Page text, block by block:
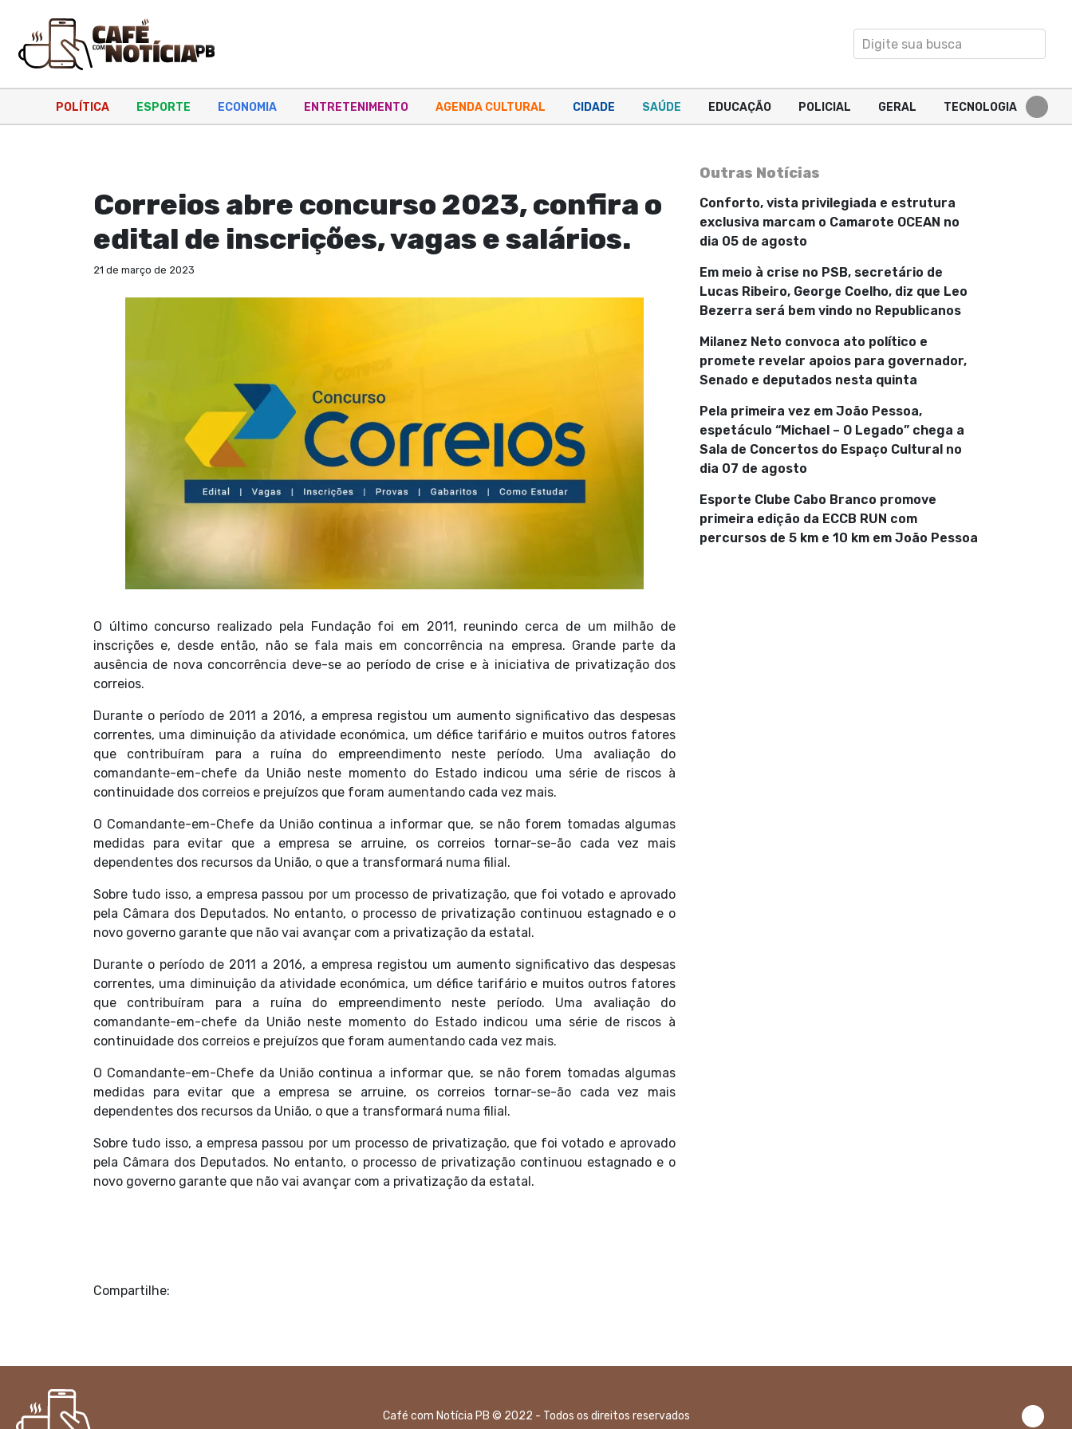
POLÍTICA ESPORTE ECONOMIA ENTRETENIMENTO AGENDA CULTURAL CIDADE SAÚDE EDUCAÇÃO POLICIAL GERAL TECNOLOGIA
Correios abre concurso 2023, confira o
edital de inscrições, vagas e salários.
21 de março de 2023
O último concurso realizado pela Fundação foi em 2011, reunindo cerca de um milhão de
inscrições e, desde então, não se fala mais em concorrência na empresa. Grande parte da
ausência de nova concorrência deve-se ao período de crise e à iniciativa de privatização dos
correios.
Durante o período de 2011 a 2016, a empresa registou um aumento significativo das despesas
correntes, uma diminuição da atividade económica, um défice tarifário e muitos outros fatores
que contribuíram para a ruína do empreendimento neste período. Uma avaliação do
comandante-em-chefe da União neste momento do Estado indicou uma série de riscos à
continuidade dos correios e prejuízos que foram aumentando cada vez mais.
O Comandante-em-Chefe da União continua a informar que, se não forem tomadas algumas
medidas para evitar que a empresa se arruine, os correios tornar-se-ão cada vez mais
dependentes dos recursos da União, o que a transformará numa filial.
Sobre tudo isso, a empresa passou por um processo de privatização, que foi votado e aprovado
pela Câmara dos Deputados. No entanto, o processo de privatização continuou estagnado e o
novo governo garante que não vai avançar com a privatização da estatal.
Durante o período de 2011 a 2016, a empresa registou um aumento significativo das despesas
correntes, uma diminuição da atividade económica, um défice tarifário e muitos outros fatores
que contribuíram para a ruína do empreendimento neste período. Uma avaliação do
comandante-em-chefe da União neste momento do Estado indicou uma série de riscos à
continuidade dos correios e prejuízos que foram aumentando cada vez mais.
O Comandante-em-Chefe da União continua a informar que, se não forem tomadas algumas
medidas para evitar que a empresa se arruine, os correios tornar-se-ão cada vez mais
dependentes dos recursos da União, o que a transformará numa filial.
Sobre tudo isso, a empresa passou por um processo de privatização, que foi votado e aprovado
pela Câmara dos Deputados. No entanto, o processo de privatização continuou estagnado e o
novo governo garante que não vai avançar com a privatização da estatal.
Compartilhe:
Outras Notícias
Conforto, vista privilegiada e estrutura
exclusiva marcam o Camarote OCEAN no
dia 05 de agosto
Em meio à crise no PSB, secretário de
Lucas Ribeiro, George Coelho, diz que Leo
Bezerra será bem vindo no Republicanos
Milanez Neto convoca ato político e
promete revelar apoios para governador,
Senado e deputados nesta quinta
Pela primeira vez em João Pessoa,
espetáculo “Michael – O Legado” chega a
Sala de Concertos do Espaço Cultural no
dia 07 de agosto
Esporte Clube Cabo Branco promove
primeira edição da ECCB RUN com
percursos de 5 km e 10 km em João Pessoa
Café com Notícia PB © 2022 - Todos os direitos reservados